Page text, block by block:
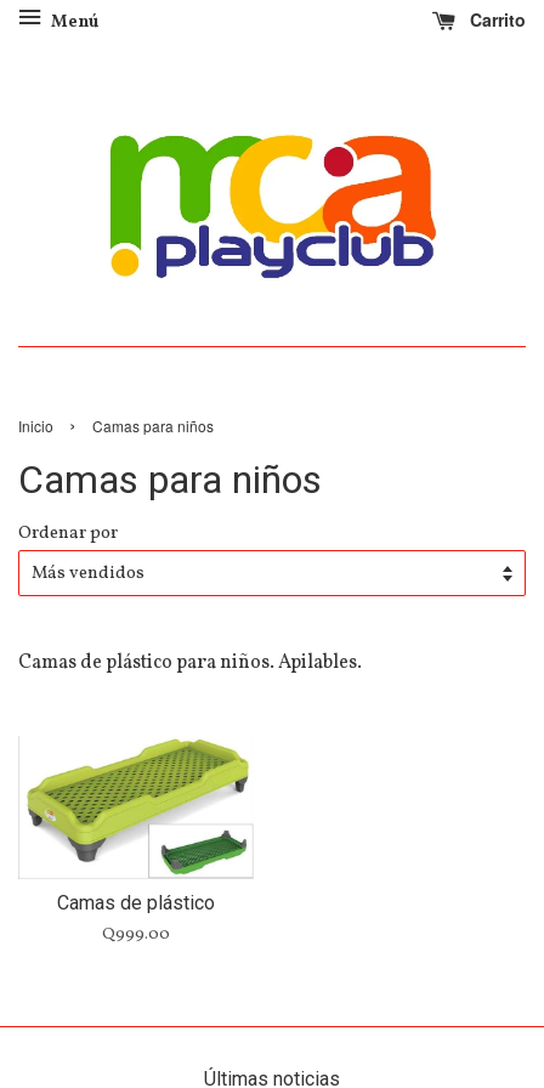
Menú Carrito
Inicio › Camas para niños
Camas para niños
Ordenar por
Camas de plástico para niños. Apilables.
Camas de plástico
Q999.00
Últimas noticias